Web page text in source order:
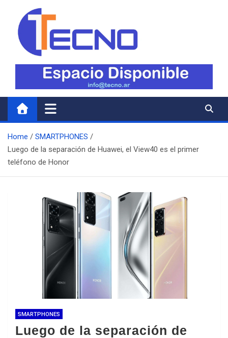
content
Tecno
Todo lo nuevo en Tecnología
Home
SMARTPHONES
Luego de la separación de Huawei, el View40 es el primer
teléfono de Honor
SMARTPHONES
Luego de la separación de